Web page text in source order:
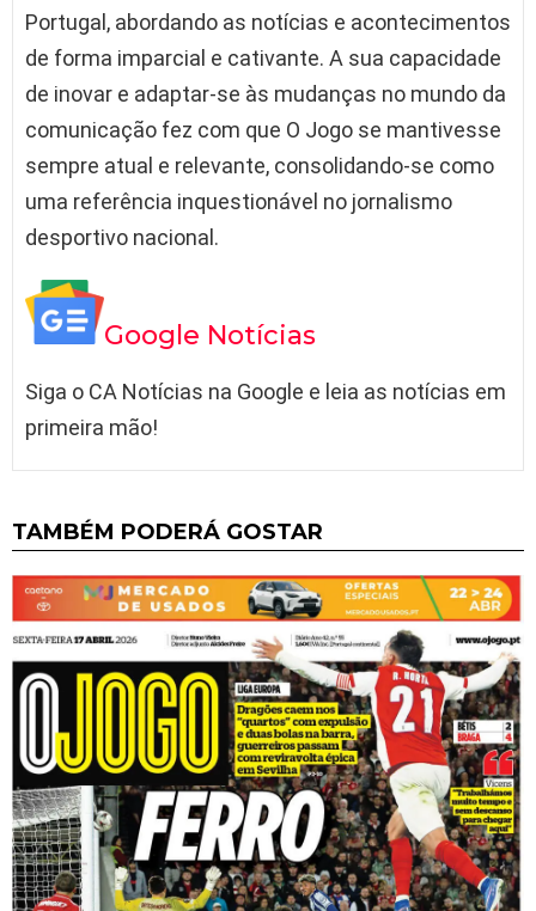
Portugal, abordando as notícias e acontecimentos
de forma imparcial e cativante. A sua capacidade
de inovar e adaptar-se às mudanças no mundo da
comunicação fez com que O Jogo se mantivesse
sempre atual e relevante, consolidando-se como
uma referência inquestionável no jornalismo
desportivo nacional.
Google Notícias
Siga o CA Notícias na Google e leia as notícias em
primeira mão!
TAMBÉM PODERÁ GOSTAR